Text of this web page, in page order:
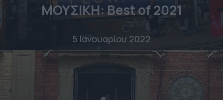
ΜΟΥΣΙΚΗ: Best of 2021
5 Ιανουαρίου 2022